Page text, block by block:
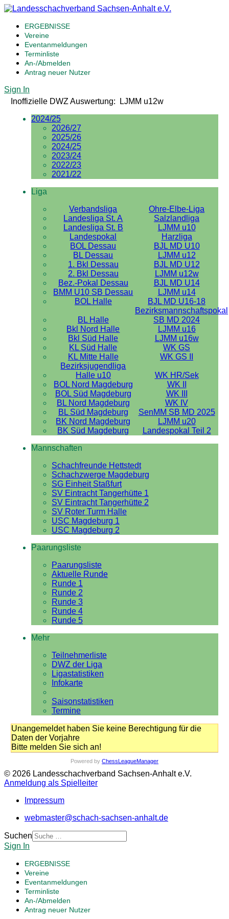
ERGEBNISSE
Vereine
Eventanmeldungen
Terminliste
An-/Abmelden
Antrag neuer Nutzer
Sign In
Inoffizielle DWZ Auswertung: LJMM u12w
2024/25
2026/27
2025/26
2024/25
2023/24
2022/23
2021/22
Liga
Verbandsliga
Ohre-Elbe-Liga
Landesliga St. A
Salzlandliga
Landesliga St. B
LJMM u10
Landespokal
Harzliga
BOL Dessau
BJL MD U10
BL Dessau
LJMM u12
1. Bkl Dessau
BJL MD U12
2. Bkl Dessau
LJMM u12w
Bez.-Pokal Dessau
BJL MD U14
BMM U10 SB Dessau
LJMM u14
BOL Halle
BJL MD U16-18
BL Halle
Bezirksmannschaftspokal
SB MD 2024
Bkl Nord Halle
LJMM u16
Bkl Süd Halle
LJMM u16w
KL Süd Halle
WK GS
KL Mitte Halle
WK GS II
Bezirksjugendliga
Halle u10
WK HR/Sek
BOL Nord Magdeburg
WK II
BOL Süd Magdeburg
WK III
BL Nord Magdeburg
WK IV
BL Süd Magdeburg
SenMM SB MD 2025
BK Nord Magdeburg
LJMM u20
BK Süd Magdeburg
Landespokal Teil 2
Mannschaften
Schachfreunde Hettstedt
Schachzwerge Magdeburg
SG Einheit Staßfurt
SV Eintracht Tangerhütte 1
SV Eintracht Tangerhütte 2
SV Roter Turm Halle
USC Magdeburg 1
USC Magdeburg 2
Paarungsliste
Paarungsliste
Aktuelle Runde
Runde 1
Runde 2
Runde 3
Runde 4
Runde 5
Mehr
Teilnehmerliste
DWZ der Liga
Ligastatistiken
Infokarte
Saisonstatistiken
Termine
Unangemeldet haben Sie keine Berechtigung für die
Daten der Vorjahre
Bitte melden Sie sich an!
Powered by ChessLeagueManager
© 2026 Landesschachverband Sachsen-Anhalt e.V.
Anmeldung als Spielleiter
Impressum
webmaster@schach-sachsen-anhalt.de
Suchen
Sign In
ERGEBNISSE
Vereine
Eventanmeldungen
Terminliste
An-/Abmelden
Antrag neuer Nutzer